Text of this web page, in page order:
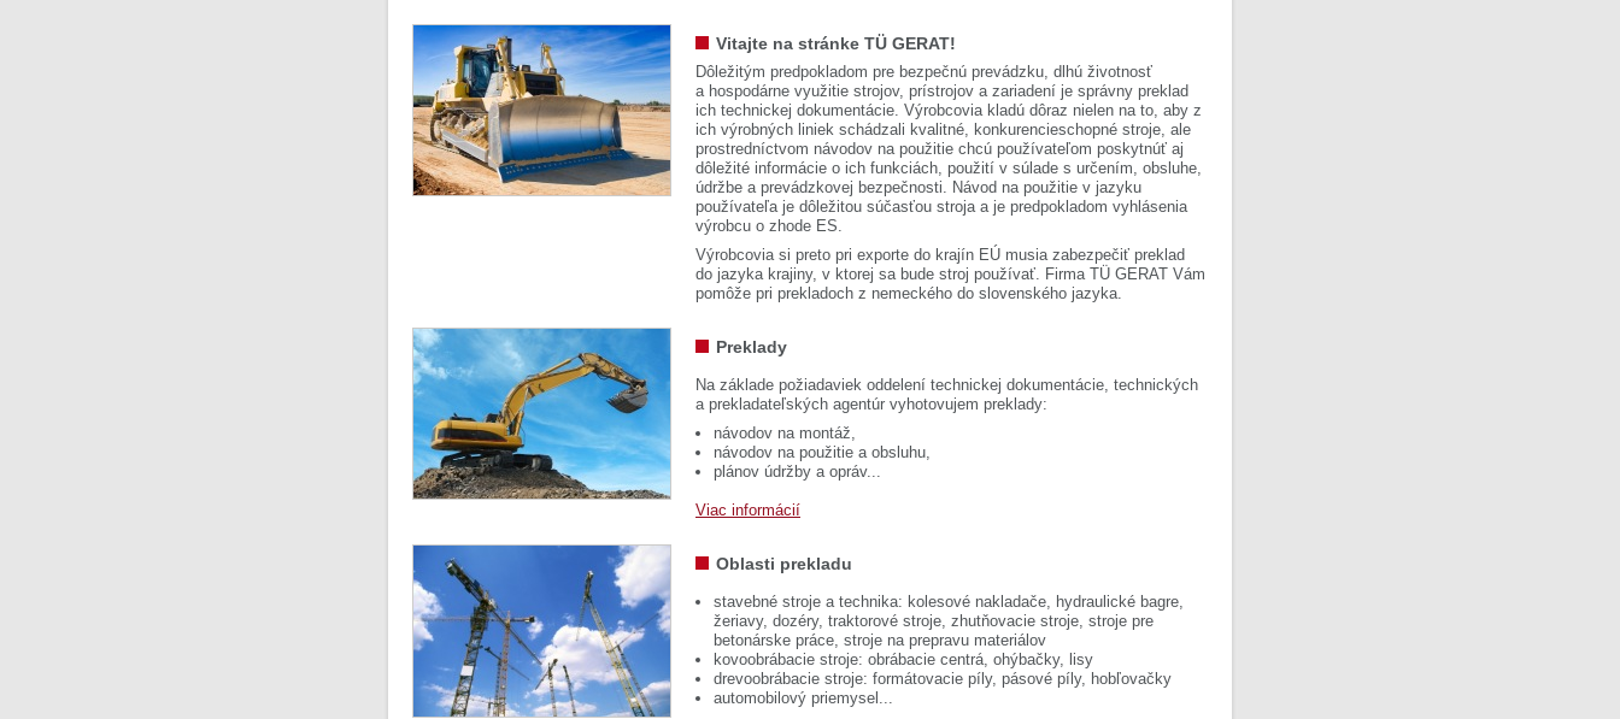
Vitajte na stránke TÜ GERAT!
Dôležitým predpokladom pre bezpečnú prevádzku, dlhú životnosť
a hospodárne využitie strojov, prístrojov a zariadení je správny preklad
ich technickej dokumentácie. Výrobcovia kladú dôraz nielen na to, aby z
ich výrobných liniek schádzali kvalitné, konkurencieschopné stroje, ale
prostredníctvom návodov na použitie chcú používateľom poskytnúť aj
dôležité informácie o ich funkciách, použití v súlade s určením, obsluhe,
údržbe a prevádzkovej bezpečnosti. Návod na použitie v jazyku
používateľa je dôležitou súčasťou stroja a je predpokladom vyhlásenia
výrobcu o zhode ES.
Výrobcovia si preto pri exporte do krajín EÚ musia zabezpečiť preklad
do jazyka krajiny, v ktorej sa bude stroj používať. Firma TÜ GERAT Vám
pomôže pri prekladoch z nemeckého do slovenského jazyka.
Preklady
Na základe požiadaviek oddelení technickej dokumentácie, technických
a prekladateľských agentúr vyhotovujem preklady:
návodov na montáž,
návodov na použitie a obsluhu,
plánov údržby a opráv...
Viac informácií
Oblasti prekladu
stavebné stroje a technika: kolesové nakladače, hydraulické bagre,
žeriavy, dozéry, traktorové stroje, zhutňovacie stroje, stroje pre
betonárske práce, stroje na prepravu materiálov
kovoobrábacie stroje: obrábacie centrá, ohýbačky, lisy
drevoobrábacie stroje: formátovacie píly, pásové píly, hobľovačky
automobilový priemysel...